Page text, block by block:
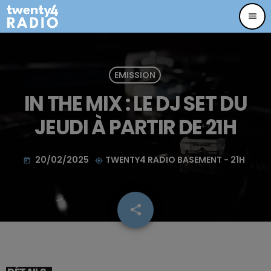
menu
EMISSION
IN THE MIX : LE DJ SET DU
JEUDI À PARTIR DE 21H
today 20/02/2025 my_location TWENTY4 RADIO BASEMENT - 21H
share
email